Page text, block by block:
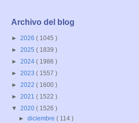
Archivo del blog
► 2026 ( 1045 )
► 2025 ( 1839 )
► 2024 ( 1986 )
► 2023 ( 1557 )
► 2022 ( 1600 )
► 2021 ( 1522 )
▼ 2020 ( 1526 )
►diciembre( 114 )